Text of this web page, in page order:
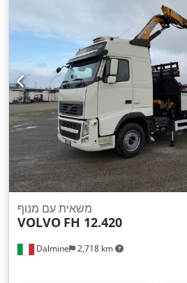
Dalmine 2,718 km
משאית עם מנוף
VOLVO FH 12.420